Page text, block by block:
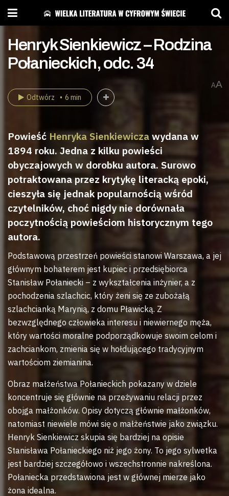
Henryk Sienkiewicz – Rodzina
Połanieckich, odc. 34
AA
Odtwórz 6 min
Powieść Henryka Sienkiewicza wydana w
1894 roku. Jedna z kilku powieści
obyczajowych w dorobku autora. Surowo
potraktowana przez krytykę literacką epoki,
cieszyła się jednak popularnością wśród
czytelników, choć nigdy nie dorównała
poczytnością powieściom historycznym tego
autora.
Podstawową przestrzeń powieści stanowi Warszawa, a jej
głównym bohaterem jest kupiec i przedsiębiorca
Stanisław Połaniecki – z wykształcenia inżynier, a z
pochodzenia szlachcic, który żeni się ze zubożałą
szlachcianką Marynią, z domu Pławicką. Z
bezwzględnego człowieka interesu i niewiernego męża,
który wartości moralne podporządkowuje swoim celom i
zachciankom, zmienia się w hołdującego tradycyjnym
wartościom ziemianina.
Obraz małżeństwa Połanieckich pokazany w dziele
koncentruje się głównie na przeżywaniu relacji przez
obojga małżonków. Opisy dotyczą głównie małżonków,
natomiast niewiele mówi się o małżeństwie jako związku.
Henryk Sienkiewicz skupia się bardziej na opisie
Stanisława Połanieckiego niż jego żony. To jego sylwetka
jest bardziej szczegółowo i wszechstronnie nakreślona.
Połaniecka przedstawiona jest w głównej mierze jako
żona idealna.